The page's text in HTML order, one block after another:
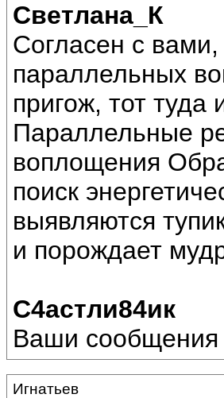
Светлана_К
Согласен с
параллельных
пригож, тот туда
Параллельные
воплощения
поиск
выявляются
и порождает
С4астли84ик
Ваши сообщения
Игнатьев